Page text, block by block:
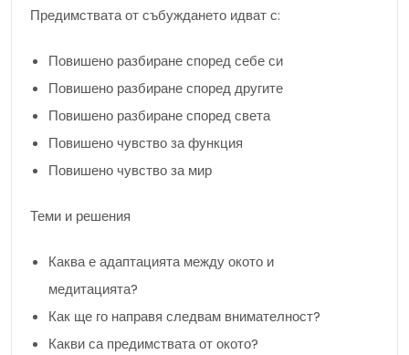
Предимствата от събуждането идват с:
Повишено разбиране според себе си
Повишено разбиране според другите
Повишено разбиране според света
Повишено чувство за функция
Повишено чувство за мир
Теми и решения
Каква е адаптацията между окото и
медитацията?
Как ще го направя следвам внимателност?
Какви са предимствата от окото?